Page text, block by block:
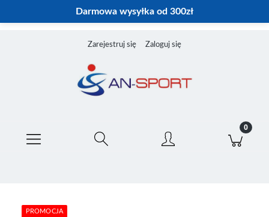
Darmowa wysyłka od 300zł
Zarejestruj się Zaloguj się
PROMOCJA